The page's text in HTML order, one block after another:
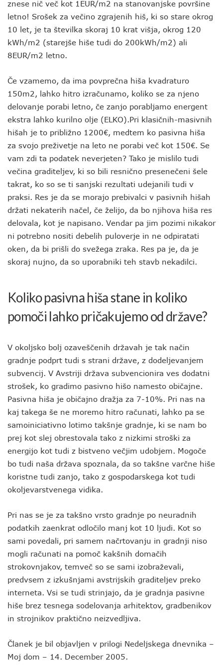
znese nič več kot 1EUR/m2 na stanovanjske površine
letno! Srošek za večino zgrajenih hiš, ki so stare okrog
10 let, je ta številka skoraj 10 krat višja, okrog 120
kWh/m2 (starejše hiše tudi do 200kWh/m2) ali
8EUR/m2 letno.
Če vzamemo, da ima povprečna hiša kvadraturo
150m2, lahko hitro izračunamo, koliko se za njeno
delovanje porabi letno, če zanjo porabljamo energent
ekstra lahko kurilno olje (ELKO).Pri klasičnih-masivnih
hišah je to približno 1200€, medtem ko pasivna hiša
za svojo preživetje na leto ne porabi več kot 150€. Se
vam zdi ta podatek neverjeten? Tako je mislilo tudi
večina graditeljev, ki so bili resnično presenečeni šele
takrat, ko so se ti sanjski rezultati udejanili tudi v
praksi. Res je da se morajo prebivalci v pasivnih hišah
držati nekaterih načel, če želijo, da bo njihova hiša res
delovala, kot je napisano. Vendar pa jim pozimi nikakor
ni potrebno nositi debelih puloverje in ne odpiratati
oken, da bi prišli do svežega zraka. Res pa je, da je
skoraj nujno, da so uporabniki teh stavb nekadilci.
Koliko pasivna hiša stane in koliko
pomoči lahko pričakujemo od države?
V okoljsko bolj ozaveščenih državah je tak način
gradnje podprt tudi s strani države, z dodeljevanjem
subvencij. V Avstriji država subvencionira ves dodatni
strošek, ko gradimo pasivno hišo namesto običajne.
Pasivna hiša je običajno dražja za 7-10%. Pri nas na
kaj takega še ne moremo hitro računati, lahko pa se
samoiniciativno lotimo takšnje gradnje, ki se nam bo
prej kot slej obrestovala tako z nizkimi stroški za
energijo kot tudi z bistveno večjim udobjem. Mogoče
bo tudi naša država spoznala, da so takšne varčne hiše
koristne tudi zanjo, tako z gospodarskega kot tudi
okoljevarstvenega vidika.
Pri nas se je za takšno vrsto gradnje po neuradnih
podatkih zaenkrat odločilo manj kot 10 ljudi. Kot so
sami povedali, pri samem načrtovanju in gradnji niso
mogli računati na pomoč kakšnih domačih
strokovnjakov, temveč so se sami izobraževali,
predvsem z izkušnjami avstrijskih graditeljev preko
interneta. Vsi se tudi strinjajo, da je gradnja pasivne
hiše brez tesnega sodelovanja arhitektov, gradbenikov
in strojnikov praktično neizvedljiva.
Članek je bil objavljen v prilogi Nedeljskega dnevnika –
Moj dom – 14. December 2005.